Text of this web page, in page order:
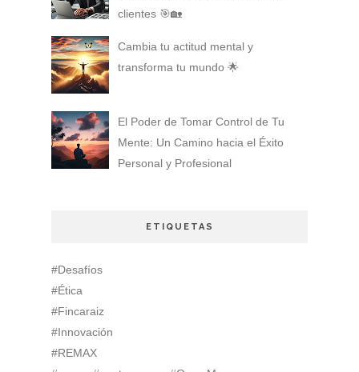
clientes 🎯🏡
Cambia tu actitud mental y
transforma tu mundo 🌟
El Poder de Tomar Control de Tu
Mente: Un Camino hacia el Éxito
Personal y Profesional
ETIQUETAS
#Desafíos
#Ética
#Fincaraiz
#Innovación
#REMAX